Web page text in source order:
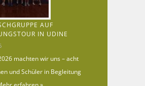
AUF
IN UDINE
machten wir uns – acht
und Schüler in Begleitung